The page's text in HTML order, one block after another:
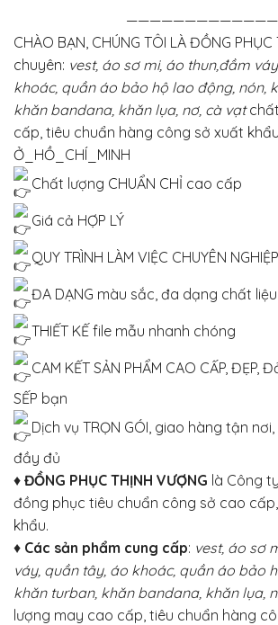
—————————————
CHÀO BẠN, CHÚNG TÔI LÀ ĐỒNG PHỤC
chuyên: vest, áo sơ mi, áo thun,đầm
khoác, quần áo bảo hộ lao động, nón,
khăn bandana, khăn lụa, nơ, cà vạt
cấp, tiêu chuẩn hàng công sở xuất
Ở_HỒ_CHÍ_MINH
Chất lượng CHUẨN CHỈ cao cấp
Giá cả HỢP LÝ
QUY TRÌNH LÀM VIỆC CHUYÊN
ĐA DẠNG màu sắc, đa dạng chất liệu
THIẾT KẾ file mẫu nhanh chóng
CAM KẾT SẢN PHẨM CAO CẤP, ĐẸP,
SẾP bạn
Dịch vụ TRỌN GÓI, giao hàng tận
đầy đủ
♦ ĐỒNG PHỤC THỊNH VƯỢNG là Công
đồng phục tiêu chuẩn công sở cao
khẩu.
♦ Các sản phẩm cung cấp: vest, áo sơ
váy, quần tây, áo khoác, quần áo bảo
khăn turban, khăn bandana, khăn lụa,
lượng may cao cấp, tiêu chuẩn hàng